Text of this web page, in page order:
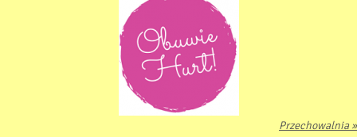
Przechowalnia »